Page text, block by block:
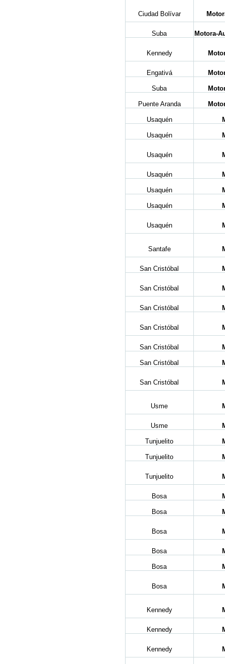
Ciudad Bolívar
Suba Motora-
Kennedy
Engativá
Suba
Puente Aranda
Usaquén
Usaquén
Usaquén
Usaquén
Usaquén
Usaquén
Usaquén
Santafe
San Cristóbal
San Cristóbal
San Cristóbal
San Cristóbal
San Cristóbal
San Cristóbal
San Cristóbal
Usme
Usme
Tunjuelito
Tunjuelito
Tunjuelito
Bosa
Bosa
Bosa
Bosa
Bosa
Bosa
Kennedy
Kennedy
Kennedy